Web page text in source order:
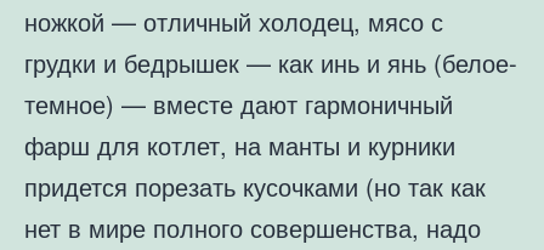
ножкой — отличный холодец, мясо с
грудки и бедрышек — как инь и янь (белое-
темное) — вместе дают гармоничный
фарш для котлет, на манты и курники
придется порезать кусочками (но так как
нет в мире полного совершенства, надо